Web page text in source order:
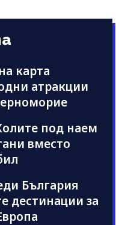
карта
атракции
под наем
вместо
България
дестинации за